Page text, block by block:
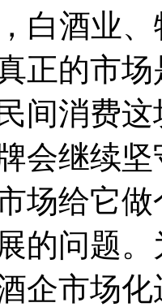
白酒业、
正的市
间消费
会继续
场给它
的问题
企市场